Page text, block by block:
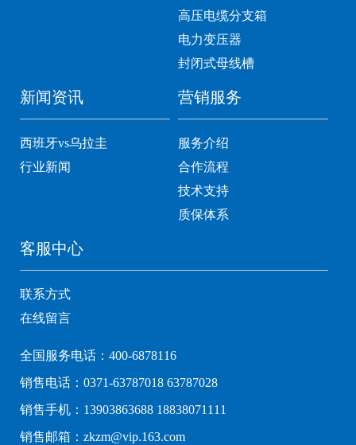
高压电缆分支箱
电力变压器
封闭式母线槽
新闻资讯
西班牙vs乌拉圭
行业新闻
营销服务
服务介绍
合作流程
技术支持
质保体系
客服中心
联系方式
在线留言
全国服务电话：400-6878116
销售电话：0371-63787018 63787028
销售手机：13903863688 18838071111
销售邮箱：zkzm@vip.163.com